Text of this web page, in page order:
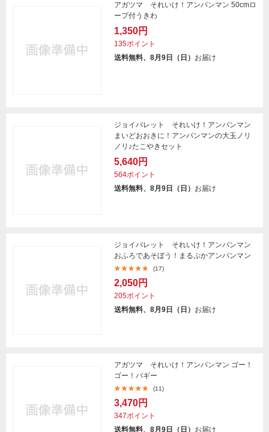
アガツマ それいけ！アンパンマン 50cmロ
ープ付うきわ
1,350円
135ポイント
送料無料、8月9日（日） お届け
ジョイパレット それいけ！アンパンマン
まいどおおきに！アンパンマンの大玉ノリ
ノリ♪たこやきセット
5,640円
564ポイント
送料無料、8月9日（日） お届け
ジョイパレット それいけ！アンパンマン
おふろであそぼう！まるぷかアンパンマン
(17)
2,050円
205ポイント
送料無料、8月9日（日） お届け
アガツマ それいけ！アンパンマン ゴー！
ゴー！バギー
(11)
3,470円
347ポイント
送料無料、8月9日（日） お届け